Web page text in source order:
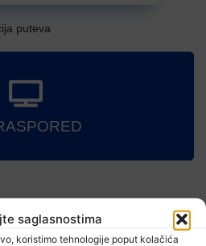
saglasnostima
koristimo tehnologije poput kolačića
puteva